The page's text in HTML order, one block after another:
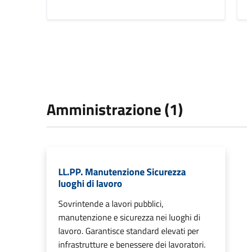
Amministrazione (1)
LL.PP. Manutenzione Sicurezza
luoghi di lavoro
Sovrintende a lavori pubblici,
manutenzione e sicurezza nei luoghi di
lavoro. Garantisce standard elevati per
infrastrutture e benessere dei lavoratori.